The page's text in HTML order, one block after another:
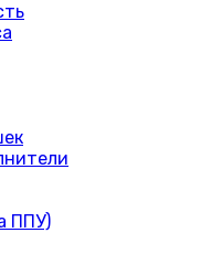
ППУ)